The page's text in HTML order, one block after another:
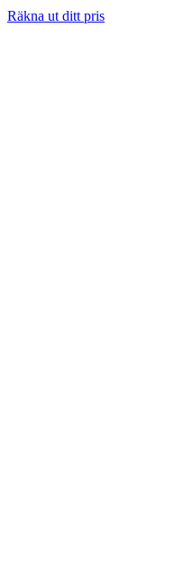
Räkna ut ditt pris